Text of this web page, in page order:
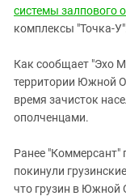
системы залпового
комплексы "Точка-
Как сообщает "Эхо
территории Южной
время зачисток
ополченцами.
Ранее "Коммерсант"
покинули
что грузин в Южной